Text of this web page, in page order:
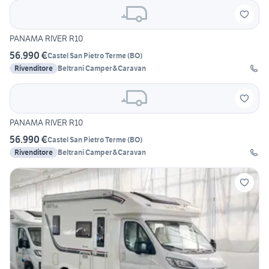
PANAMA RIVER R10
56.990 €Castel San Pietro Terme(BO)
Rivenditore Beltrani Camper&Caravan
PANAMA RIVER R10
56.990 €Castel San Pietro Terme(BO)
Rivenditore Beltrani Camper&Caravan